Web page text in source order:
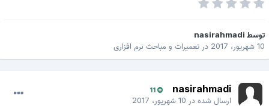
nasirahmadi
2017
درتعمیرات و مباحث نرم افزاری
nasirahmadi
11
ارسال شده در10 شهریور، 2017